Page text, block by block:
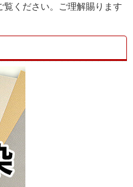
覧ください。ご理解賜ります